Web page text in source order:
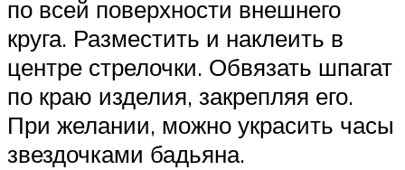
по всей поверхности внешнего
круга. Разместить и наклеить в
центре стрелочки. Обвязать шпагат
по краю изделия, закрепляя его.
При желании, можно украсить часы
звездочками бадьяна.